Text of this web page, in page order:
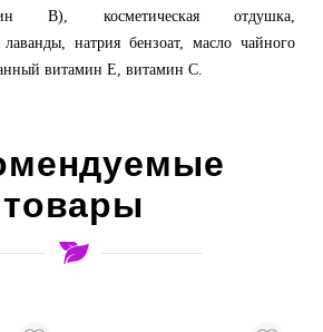
В), косметическая отдушка,
лаванды, натрия бензоат, масло чайного
витамин Е, витамин С.
товары